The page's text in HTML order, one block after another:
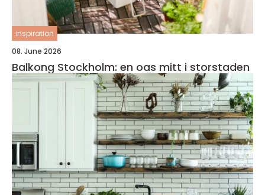
inspiration
08. June 2026
Balkong Stockholm: en oas mitt i storstaden